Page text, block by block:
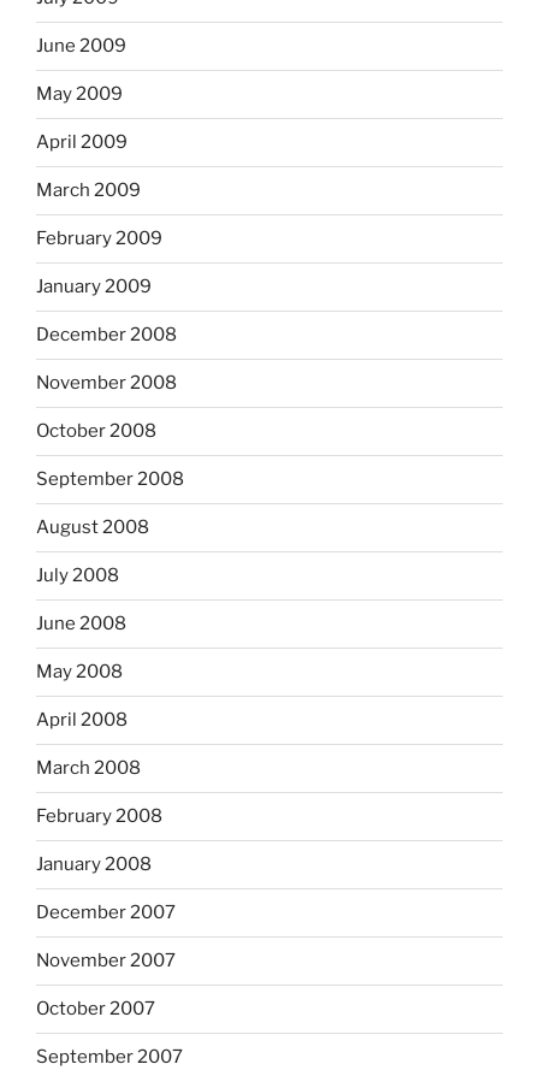
June 2009
May 2009
April 2009
March 2009
February 2009
January 2009
December 2008
November 2008
October 2008
September 2008
August 2008
July 2008
June 2008
May 2008
April 2008
March 2008
February 2008
January 2008
December 2007
November 2007
October 2007
September 2007